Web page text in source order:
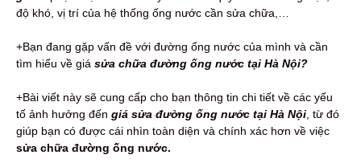
độ khó, vị trí của hệ thống ống nước cần sửa chữa,…
+Bạn đang gặp vấn đề với đường ống nước của mình và cần
tìm hiểu về giá sửa chữa đường ống nước tại Hà Nội?
+Bài viết này sẽ cung cấp cho bạn thông tin chi tiết về các yếu
tố ảnh hưởng đến giá sửa đường ống nước tại Hà Nội , từ đó
giúp bạn có được cái nhìn toàn diện và chính xác hơn về việc
sửa chữa đường ống nước.